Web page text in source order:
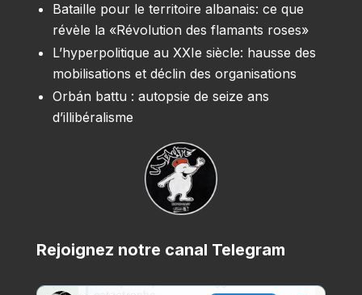
Bataille pour le territoire albanais: ce que
révèle la «Révolution des flamants roses»
L’hyperpolitique au XXIe siècle: hausse des
mobilisations et déclin des organisations
Orbán battu : autopsie de seize ans
d’illibéralisme
Rejoignez notre canal Telegram